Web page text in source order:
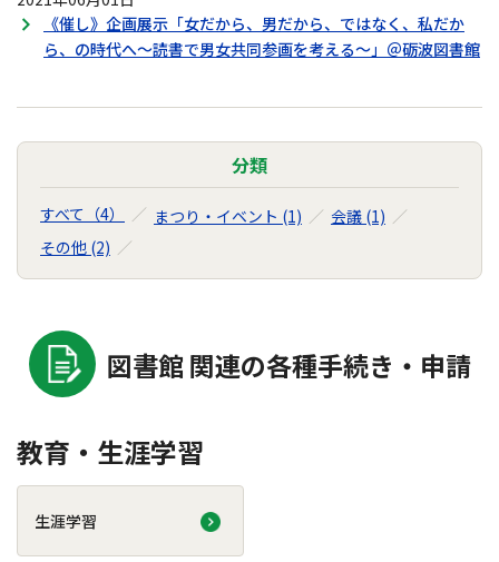
《催し》企画展示「女だから、男だから、ではなく、私だか
ら、の時代へ～読書で男女共同参画を考える～」＠砺波図書館
分類
すべて（4） まつり・イベント (1)
会議 (1)
その他 (2)
図書館 関連の各種手続き・申請
教育・生涯学習
生涯学習